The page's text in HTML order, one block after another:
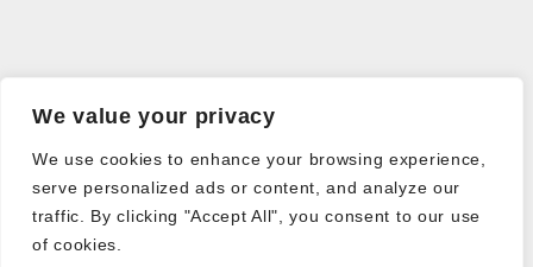
We value your privacy
We use cookies to enhance your browsing experience,
serve personalized ads or content, and analyze our
traffic. By clicking "Accept All", you consent to our use
of cookies.